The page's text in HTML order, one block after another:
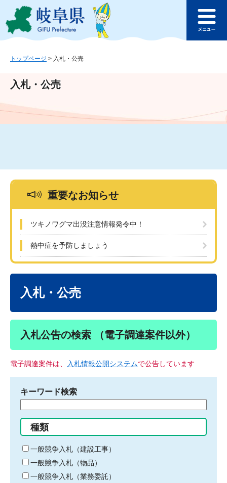
ジ
ュ
文
このページの本文へ
ュ
トップページ > 入札・公売
入札・公売
重要なお知らせ
ツキノワグマ出没注意情報発令中！
熱中症を予防しましょう
入札・公売
入札公告の検索 （電子調達案件以外）
電子調達案件は、 入札情報公開システムで公告しています
キーワード検索
る
キ
ー
ワ
ー
種類
一般競争入札（建設工事）
一般競争入札（物品）
一般競争入札（業務委託）